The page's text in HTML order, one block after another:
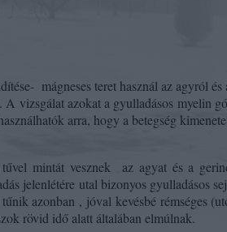
mágneses teret használ az agyról
vizsgálat azokat a gyulladásos myelin
arra, hogy a betegség
mintát vesznek
az agyat és a
jelenlétére utal bizonyos gyulladásos
azonban , jóval kevésbé rémséges
rövid idő alatt általában elmúlnak.